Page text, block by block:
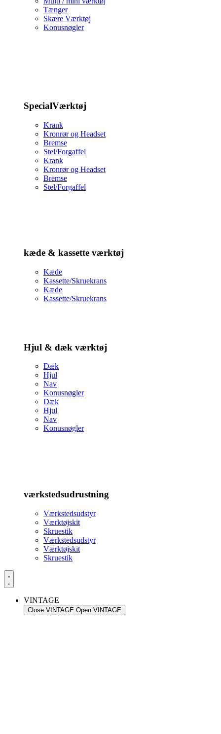
Tænger
Skære Værktøj
Konusnøgler
SpecialVærktøj
Krank
Kronrør og Headset
Bremse
Stel/Forgaffel
Krank
Kronrør og Headset
Bremse
Stel/Forgaffel
kæde & kassette værktøj
Kæde
Kassette/Skruekrans
Kæde
Kassette/Skruekrans
Hjul & dæk værktøj
Dæk
Hjul
Nav
Konusnøgler
Dæk
Hjul
Nav
Konusnøgler
værkstedsudrustning
Værkstedsudstyr
Værktøjskit
Skruestik
Værkstedsudstyr
Værktøjskit
Skruestik
VINTAGE
Close VINTAGE Open VINTAGE